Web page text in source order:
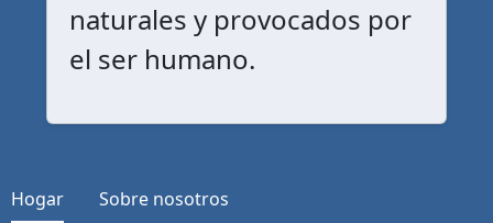
naturales y provocados por
el ser humano.
Hogar Sobre nosotros